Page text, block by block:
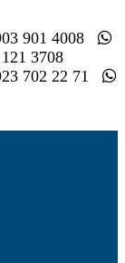
901 4008
3708
702 22 71